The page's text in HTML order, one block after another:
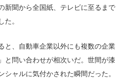
新聞から全国紙、テレビに至るまで
た。
と、自動車企業以外にも複数の企業
と問い合わせが相次いだ。世間が漆
シャルに気付かされた瞬間だった。